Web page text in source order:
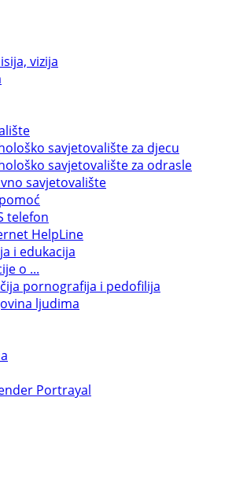
vizija
savjetovalište za djecu
savjetovalište za odrasle
savjetovalište
telefon
HelpLine
i edukacija
o ...
pornografija i pedofilija
ljudima
Portrayal